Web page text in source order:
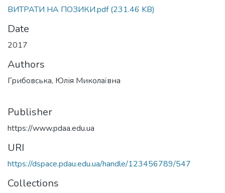
ВИТРАТИ НА ПОЗИКИ.pdf(231.46 KB)
Date
2017
Authors
Грибовська, Юлія Миколаївна
Publisher
https://www.pdaa.edu.ua
URI
https://dspace.pdau.edu.ua/handle/123456789/547
Collections